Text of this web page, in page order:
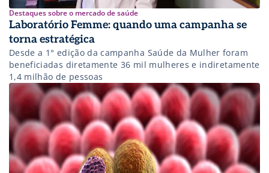
Destaques sobre o mercado de saúde
Laboratório Femme: quando uma campanha se
torna estratégica
Desde a 1° edição da campanha Saúde da Mulher foram
beneficiadas diretamente 36 mil mulheres e indiretamente
1,4 milhão de pessoas